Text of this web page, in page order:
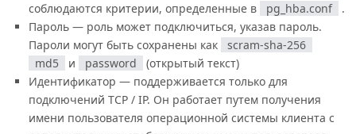
соблюдаются критерии, определенные в
pg_hba.conf
.
Пароль — роль может подключиться, указав пароль.
Пароли могут быть сохранены как
scram-sha-256
md5
и password
(открытый текст)
Идентификатор — поддерживается только для
подключений TCP / IP. Он работает путем получения
имени пользователя операционной системы клиента с